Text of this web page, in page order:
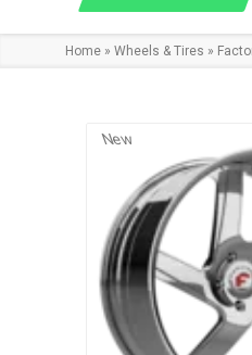
Home » Wheels & Tires »
New